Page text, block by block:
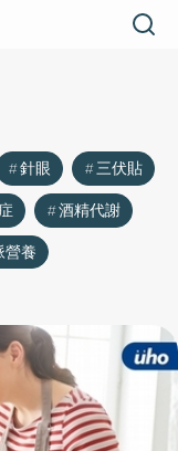
針眼
三伏貼
酒精代謝
營養